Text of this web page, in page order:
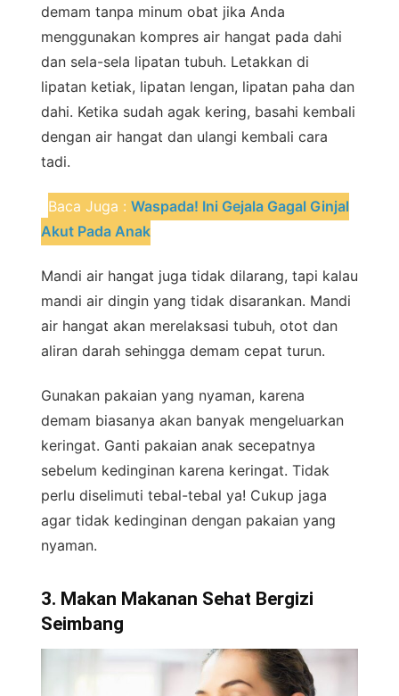
demam tanpa minum obat jika Anda
menggunakan kompres air hangat pada dahi
dan sela-sela lipatan tubuh. Letakkan di
lipatan ketiak, lipatan lengan, lipatan paha dan
dahi. Ketika sudah agak kering, basahi kembali
dengan air hangat dan ulangi kembali cara
tadi.
Baca Juga : Waspada! Ini Gejala Gagal Ginjal
Akut Pada Anak
Mandi air hangat juga tidak dilarang, tapi kalau
mandi air dingin yang tidak disarankan. Mandi
air hangat akan merelaksasi tubuh, otot dan
aliran darah sehingga demam cepat turun.
Gunakan pakaian yang nyaman, karena
demam biasanya akan banyak mengeluarkan
keringat. Ganti pakaian anak secepatnya
sebelum kedinginan karena keringat. Tidak
perlu diselimuti tebal-tebal ya! Cukup jaga
agar tidak kedinginan dengan pakaian yang
nyaman.
3. Makan Makanan Sehat Bergizi
Seimbang